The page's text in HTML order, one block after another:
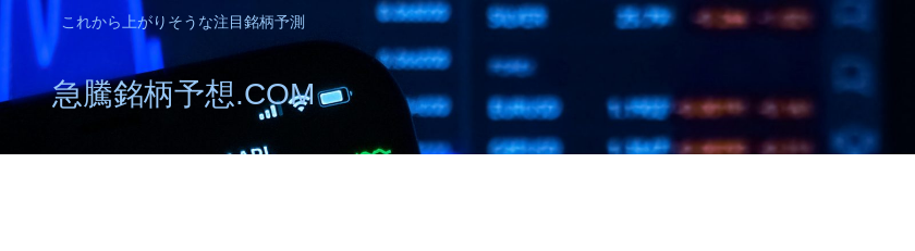
これから上がりそうな注目銘柄予測
急騰銘柄予想.COM